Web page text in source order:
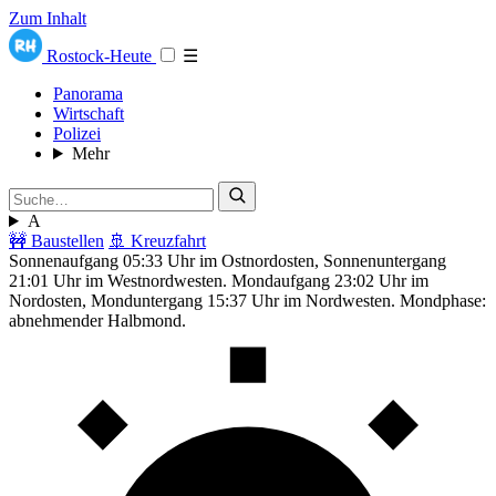
Zum Inhalt
Rostock-Heute
☰
Panorama
Wirtschaft
Polizei
Mehr
A
🚧 Baustellen 🚢 Kreuzfahrt
Sonnenaufgang 05:33 Uhr im Ostnordosten, Sonnenuntergang
21:01 Uhr im Westnordwesten. Mondaufgang 23:02 Uhr im
Nordosten, Monduntergang 15:37 Uhr im Nordwesten. Mondphase:
abnehmender Halbmond.